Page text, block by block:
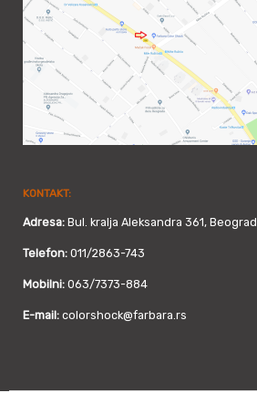
KONTAKT:
Adresa: Bul. kralja Aleksandra 361, Beograd
Telefon: 011/2863-743
Mobilni: 063/7373-884
E-mail: colorshock@farbara.rs